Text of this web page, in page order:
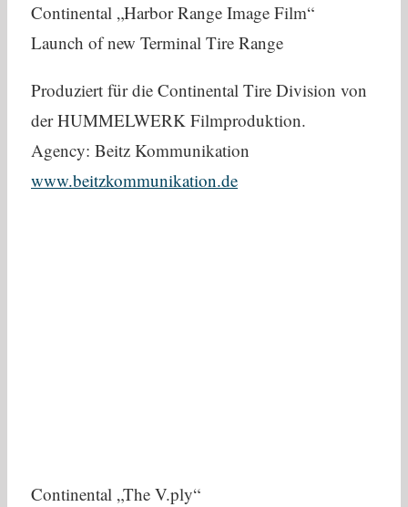
Continental „Harbor Range Image Film“
Launch of new Terminal Tire Range
Produziert für die Continental Tire Division von
der HUMMELWERK Filmproduktion.
Agency: Beitz Kommunikation
www.beitzkommunikation.de
Continental „The V.ply“